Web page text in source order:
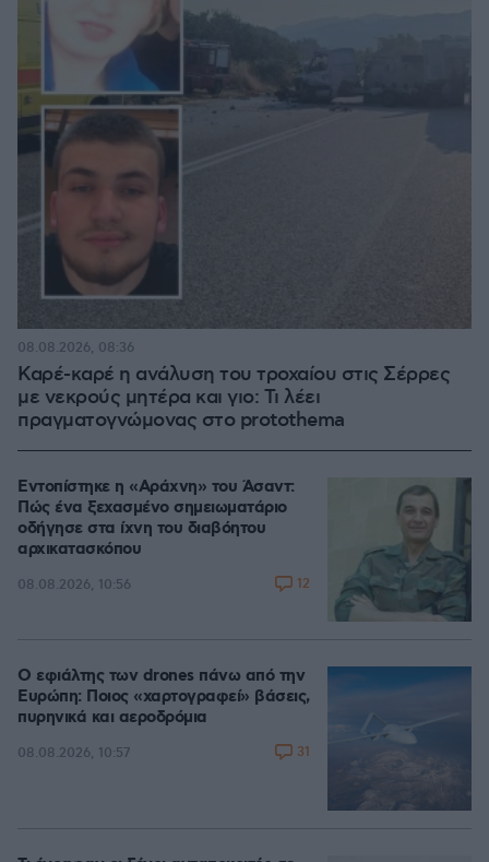
Καρέ-καρέ η ανάλυση του τροχαίου στις Σέρρες
με νεκρούς μητέρα και γιο: Τι λέει
πραγματογνώμονας στο protothema
08.08.2026, 08:36
Εντοπίστηκε η «Αράχνη» του Άσαντ:
Πώς ένα ξεχασμένο σημειωματάριο
οδήγησε στα ίχνη του διαβόητου
αρχικατασκόπου
08.08.2026, 10:56 12
Ο εφιάλτης των drones πάνω από την
Ευρώπη: Ποιος «χαρτογραφεί» βάσεις,
πυρηνικά και αεροδρόμια
08.08.2026, 10:57 31